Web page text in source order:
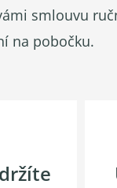
smlouvu
na pobočku.